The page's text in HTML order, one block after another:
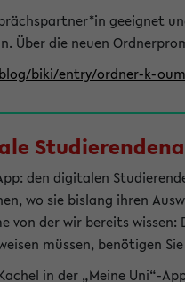
geeignet
Über die neuen
biki/entry/ordner-k-
den digitalen
wo sie bislang ihren
von der wir bereits
müssen, benötigen
in der „Meine Uni“-